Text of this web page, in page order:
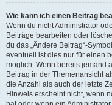
Wie kann ich einen Beitrag
Wenn du nicht Administrator
Beiträge bearbeiten oder
du das „Ändere Beitrag“-
eventuell ist dies nur für einen
möglich. Wenn bereits jemand
Beitrag in der Themenansicht
die Anzahl als auch der letzte
Hinweis erscheint nicht, wenn